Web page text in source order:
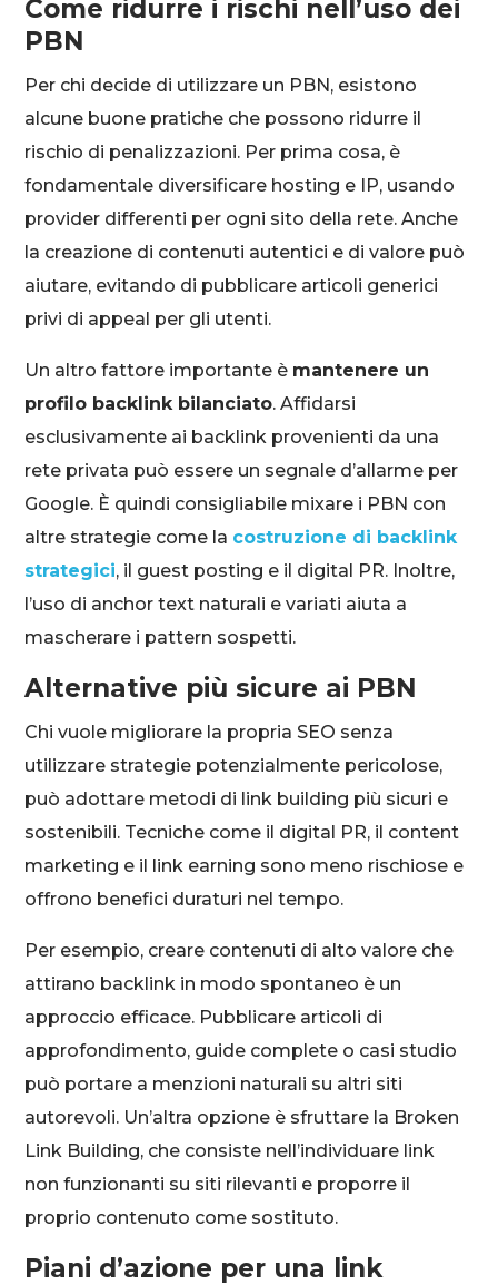
Come ridurre i rischi nell’uso dei
PBN
Per chi decide di utilizzare un PBN, esistono
alcune buone pratiche che possono ridurre il
rischio di penalizzazioni. Per prima cosa, è
fondamentale diversificare hosting e IP, usando
provider differenti per ogni sito della rete. Anche
la creazione di contenuti autentici e di valore può
aiutare, evitando di pubblicare articoli generici
privi di appeal per gli utenti.
Un altro fattore importante è mantenere un
profilo backlink bilanciato. Affidarsi
esclusivamente ai backlink provenienti da una
rete privata può essere un segnale d’allarme per
Google. È quindi consigliabile mixare i PBN con
altre strategie come la costruzione di backlink
strategici, il guest posting e il digital PR. Inoltre,
l’uso di anchor text naturali e variati aiuta a
mascherare i pattern sospetti.
Alternative più sicure ai PBN
Chi vuole migliorare la propria SEO senza
utilizzare strategie potenzialmente pericolose,
può adottare metodi di link building più sicuri e
sostenibili. Tecniche come il digital PR, il content
marketing e il link earning sono meno rischiose e
offrono benefici duraturi nel tempo.
Per esempio, creare contenuti di alto valore che
attirano backlink in modo spontaneo è un
approccio efficace. Pubblicare articoli di
approfondimento, guide complete o casi studio
può portare a menzioni naturali su altri siti
autorevoli. Un’altra opzione è sfruttare la Broken
Link Building, che consiste nell’individuare link
non funzionanti su siti rilevanti e proporre il
proprio contenuto come sostituto.
Piani d’azione per una link